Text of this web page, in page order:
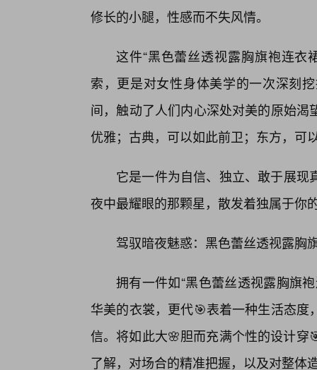
修长的小腿，性感而不失风情。
这件“黑色蕾丝透视露胸旗袍连衣
索，更是对女性身体美学的一次深刻
间，触动了人们内心深处对美的原始
优雅；古典，可以如此前卫；东方，可
它是一件为自信、独立、敢于展
夜中最耀眼的那颗星，散发着独属于你
驾驭暗夜魅惑：黑色蕾丝透视露胸
拥有一件如“黑色蕾丝透视露胸旗
华美的衣裳，更代🎯表着一种生活态
信。将如此大🌸胆而充满个性的设计
了解，对场合的精准把握，以及对整体